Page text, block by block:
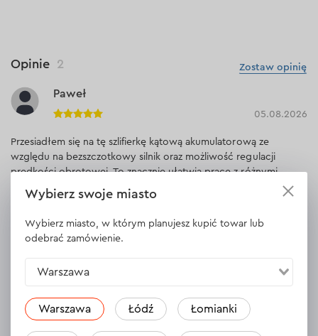
Zostaw opinię
Opinie 2
Paweł
05.08.2026
Przesiadłem się na tę szlifierkę kątową akumulatorową ze
względu na bezszczotkowy silnik oraz możliwość regulacji
prędkości obrotowej. To znacznie ułatwia pracę z różnymi
materiałami, ponieważ można ustawić prędkość w zakresie od 3
000 do 9 000 obr./min, w zależności od wykonywanego
zadania. Dużym atutem pod względem bezpieczeństwa jest
również zabezpieczenie przed przypadkowym oraz ponownym
eksploatacji.
Wybierz swoje miasto
Wybierz miasto, w którym planujesz kupić towar lub
odebrać zamówienie.
Warszawa
Warszawa Łódź Łomianki